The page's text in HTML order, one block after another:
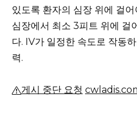
있도록 환자의 심장 위에 걸
심장에서 최소 3피트 위에 걸
다. IV가 일정한 속도로 작동
력.
게시 중단 요청